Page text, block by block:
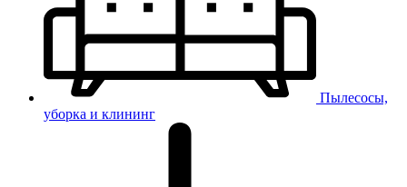
Пылесосы,
уборка и клининг